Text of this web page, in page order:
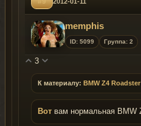
memphis
ID: 5099 Группа: 2
3
К материалу: BMW Z4
Вот вам нормальная BMW